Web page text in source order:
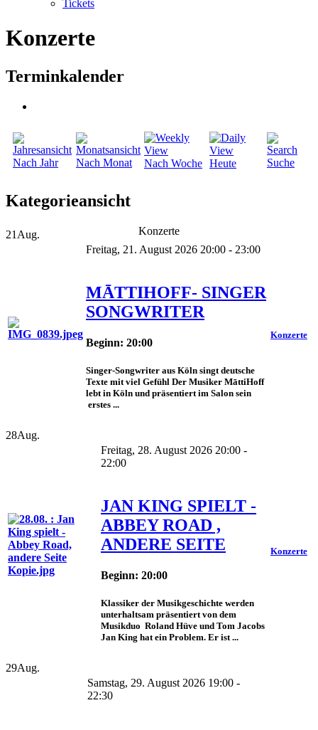
Tickets
Konzerte
Terminkalender
Nach Jahr Nach Monat Nach Woche Heute Suche
Kategorieansicht
Konzerte
21 Aug.
Freitag, 21. August 2026 20:00 - 23:00
MĀTTIHOFF- SINGER
SONGWRITER
Beginn: 20:00
Singer-Songwriter aus Köln singt deutsche
Texte mit viel Gefühl Der Musiker MāttiHoff
lebt in Köln und präsentiert im Salon sein
erstes ...
Konzerte
28Aug.
Freitag, 28. August 2026 20:00 -
22:00
JAN KING SPIELT -
ABBEY ROAD ,
ANDERE SEITE
Beginn: 20:00
Klassiker der Musikgeschichte werden
unterhaltsam präsentiert von dem
Musikduo Roland Hüve und Tom Jacobs
Jan King hat ein Problem. Er ist ...
Konzerte
29Aug.
Samstag, 29. August 2026 19:00 -
22:30